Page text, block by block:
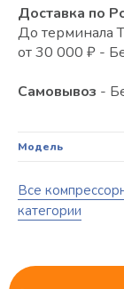
Модель
Все
категории
Доставка по
До терминала
от 30 000 ₽ -
Самовывоз -